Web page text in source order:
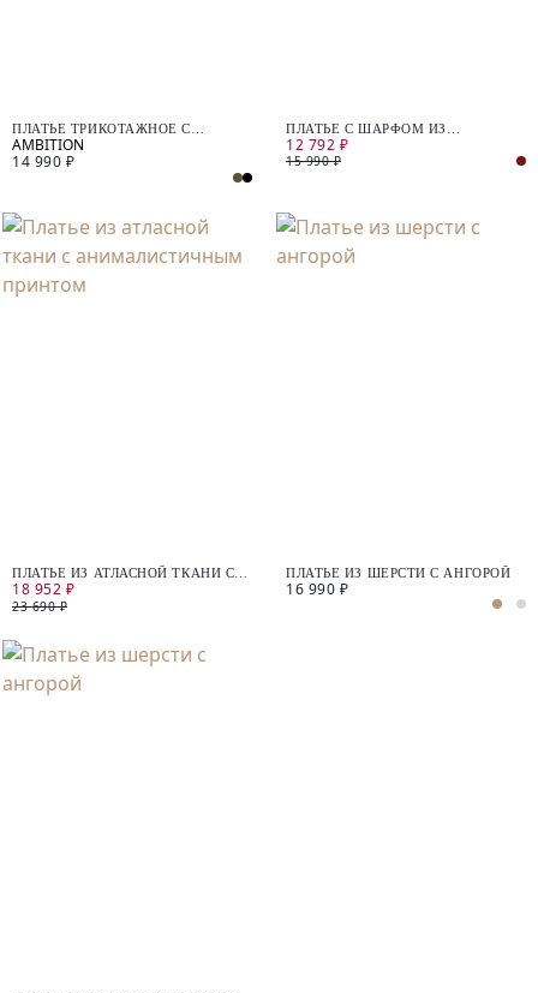
ПЛАТЬЕ ТРИКОТАЖНОЕ С
ВЫРЕЗОМ НА СПИНЕ
14 990 ₽
ПЛАТЬЕ С ШАРФОМ ИЗ
ЖАККАРДОВОГО ТРИКОТАЖА
12 792 ₽
15 990 ₽
ПЛАТЬЕ ИЗ АТЛАСНОЙ ТКАНИ С
АНИМАЛИСТИЧНЫМ ПРИНТОМ
18 952 ₽
23 690 ₽
ПЛАТЬЕ ИЗ ШЕРСТИ С АНГОРОЙ
16 990 ₽